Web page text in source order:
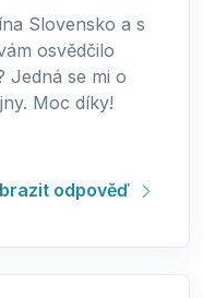
Slovensko a s
osvědčilo
Jedná se mi o
Moc díky!
odpověď